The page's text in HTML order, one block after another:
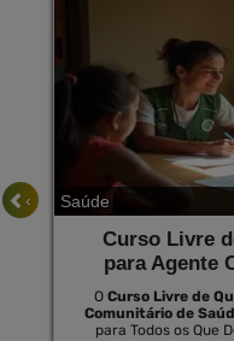
Saúde
Curso Livre
para Agente
O Curso Livre de
Comunitário de
para Todos os Que
‹